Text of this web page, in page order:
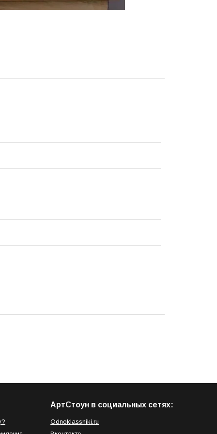
АртСтоун в социальных сетях:
Odnoklassniki.ru